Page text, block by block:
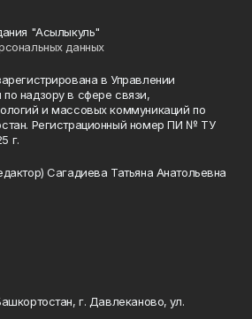
"Асылыкуль"
данных
в Управлении
надзору в сфере связи,
и массовых коммуникаций по
Регистрационный номер ПИ № ТУ
г.
Сагадиева Татьяна Анатольевна
г. Давлеканово, ул.